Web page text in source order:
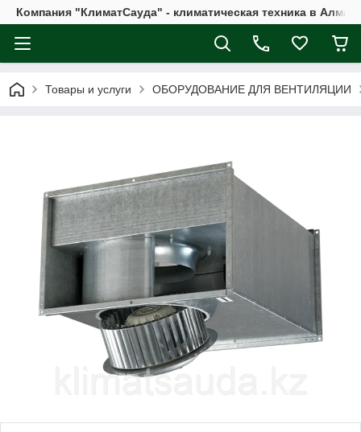
Компания "КлиматСауда" - климатическая техника в
Товары и услуги ОБОРУДОВАНИЕ ДЛЯ ВЕНТИЛЯЦИИ